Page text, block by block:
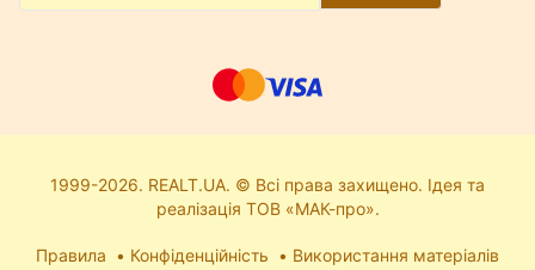
1999-2026. REALT.UA. © Всі права захищено. Ідея та
реалізація ТОВ «МАК-про».
Правила Конфіденційність Використання матеріалів